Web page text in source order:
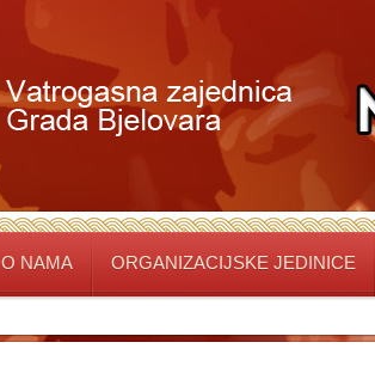
O NAMA ORGANIZACIJSKE JEDINICE